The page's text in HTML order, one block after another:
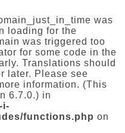
was
loading for the
was triggered too
for some code in the
Translations should
later. Please see
information. (This
6.7.0.) in
i-
functions.php on